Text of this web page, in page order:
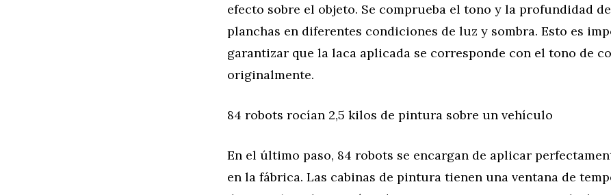
efecto sobre el objeto. Se comprueba el tono y la profundidad
planchas en diferentes condiciones de luz y sombra. Esto es
garantizar que la laca aplicada se corresponde con el tono de
originalmente.
84 robots rocían 2,5 kilos de pintura sobre un vehículo
En el último paso, 84 robots se encargan de aplicar
en la fábrica. Las cabinas de pintura tienen una ventana de